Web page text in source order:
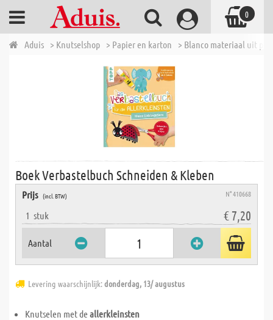
Aduis > Knutselshop > Papier en karton > Blanco materiaal uit
Boek Verbastelbuch Schneiden & Kleben
Prijs (incl. BTW) N° 410668
1 stuk € 7,20
Aantal
Levering waarschijnlijk:donderdag, 13/ augustus
Knutselen met deallerkleinsten
0